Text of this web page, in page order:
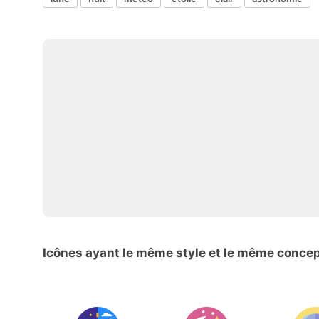
Icônes ayant le même style et le même